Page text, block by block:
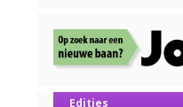
Edities